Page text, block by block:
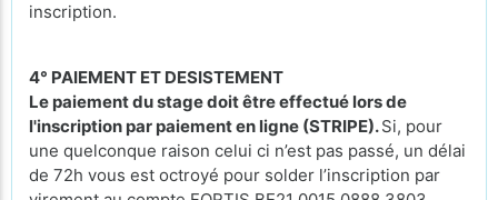
inscription.
4° PAIEMENT ET DESISTEMENT
Le paiement du stage doit être effectué lors de
l'inscription par paiement en ligne (STRIPE).Si, pour
une quelconque raison celui ci n’est pas passé, un délai
de 72h vous est octroyé pour solder l’inscription par